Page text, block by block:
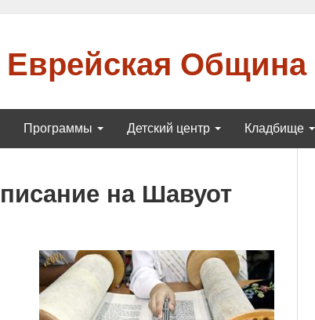
Еврейская Община
Программы Детский центр Кладбище
на Шавуот